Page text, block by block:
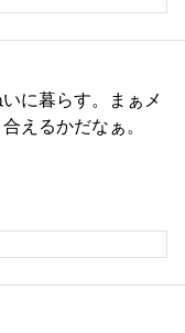
に暮らす。まぁメ
えるかだなぁ。